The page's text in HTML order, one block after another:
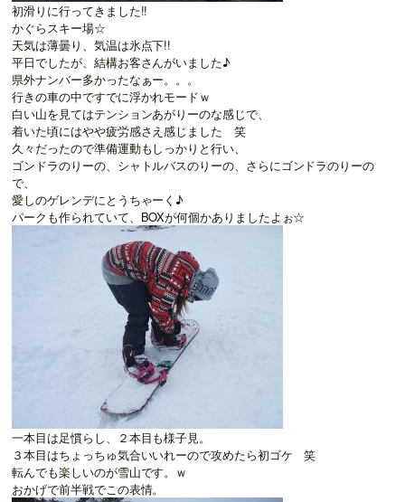
初滑りに行ってきました!!
かぐらスキー場☆
天気は薄曇り、気温は氷点下!!
平日でしたが、結構お客さんがいました♪
県外ナンバー多かったなぁー。。。
行きの車の中ですでに浮かれモードｗ
白い山を見てはテンションあがりーのな感じで、
着いた頃にはやや疲労感さえ感じました 笑
久々だったので準備運動もしっかりと行い、
ゴンドラのりーの、シャトルバスのりーの、さらにゴンドラのりーの
で、
愛しのゲレンデにとうちゃーく♪
パークも作られていて、BOXが何個かありましたよぉ☆
一本目は足慣らし、２本目も様子見。
３本目はちょっちゅ気合いいれーので攻めたら初ゴケ 笑
転んでも楽しいのが雪山です。ｗ
おかげで前半戦でこの表情。